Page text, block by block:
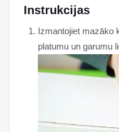
Instrukcijas
Izmantojiet mazāko
platumu un garumu